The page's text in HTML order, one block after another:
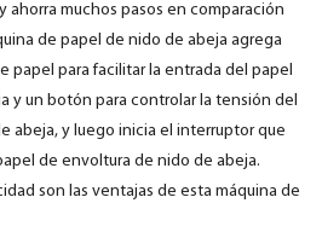
muchos pasos en comparación
de papel de nido de abeja agrega
papel para facilitar la entrada del papel
y un botón para controlar la tensión del
abeja, y luego inicia el interruptor que
de envoltura de nido de abeja.
son las ventajas de esta máquina de